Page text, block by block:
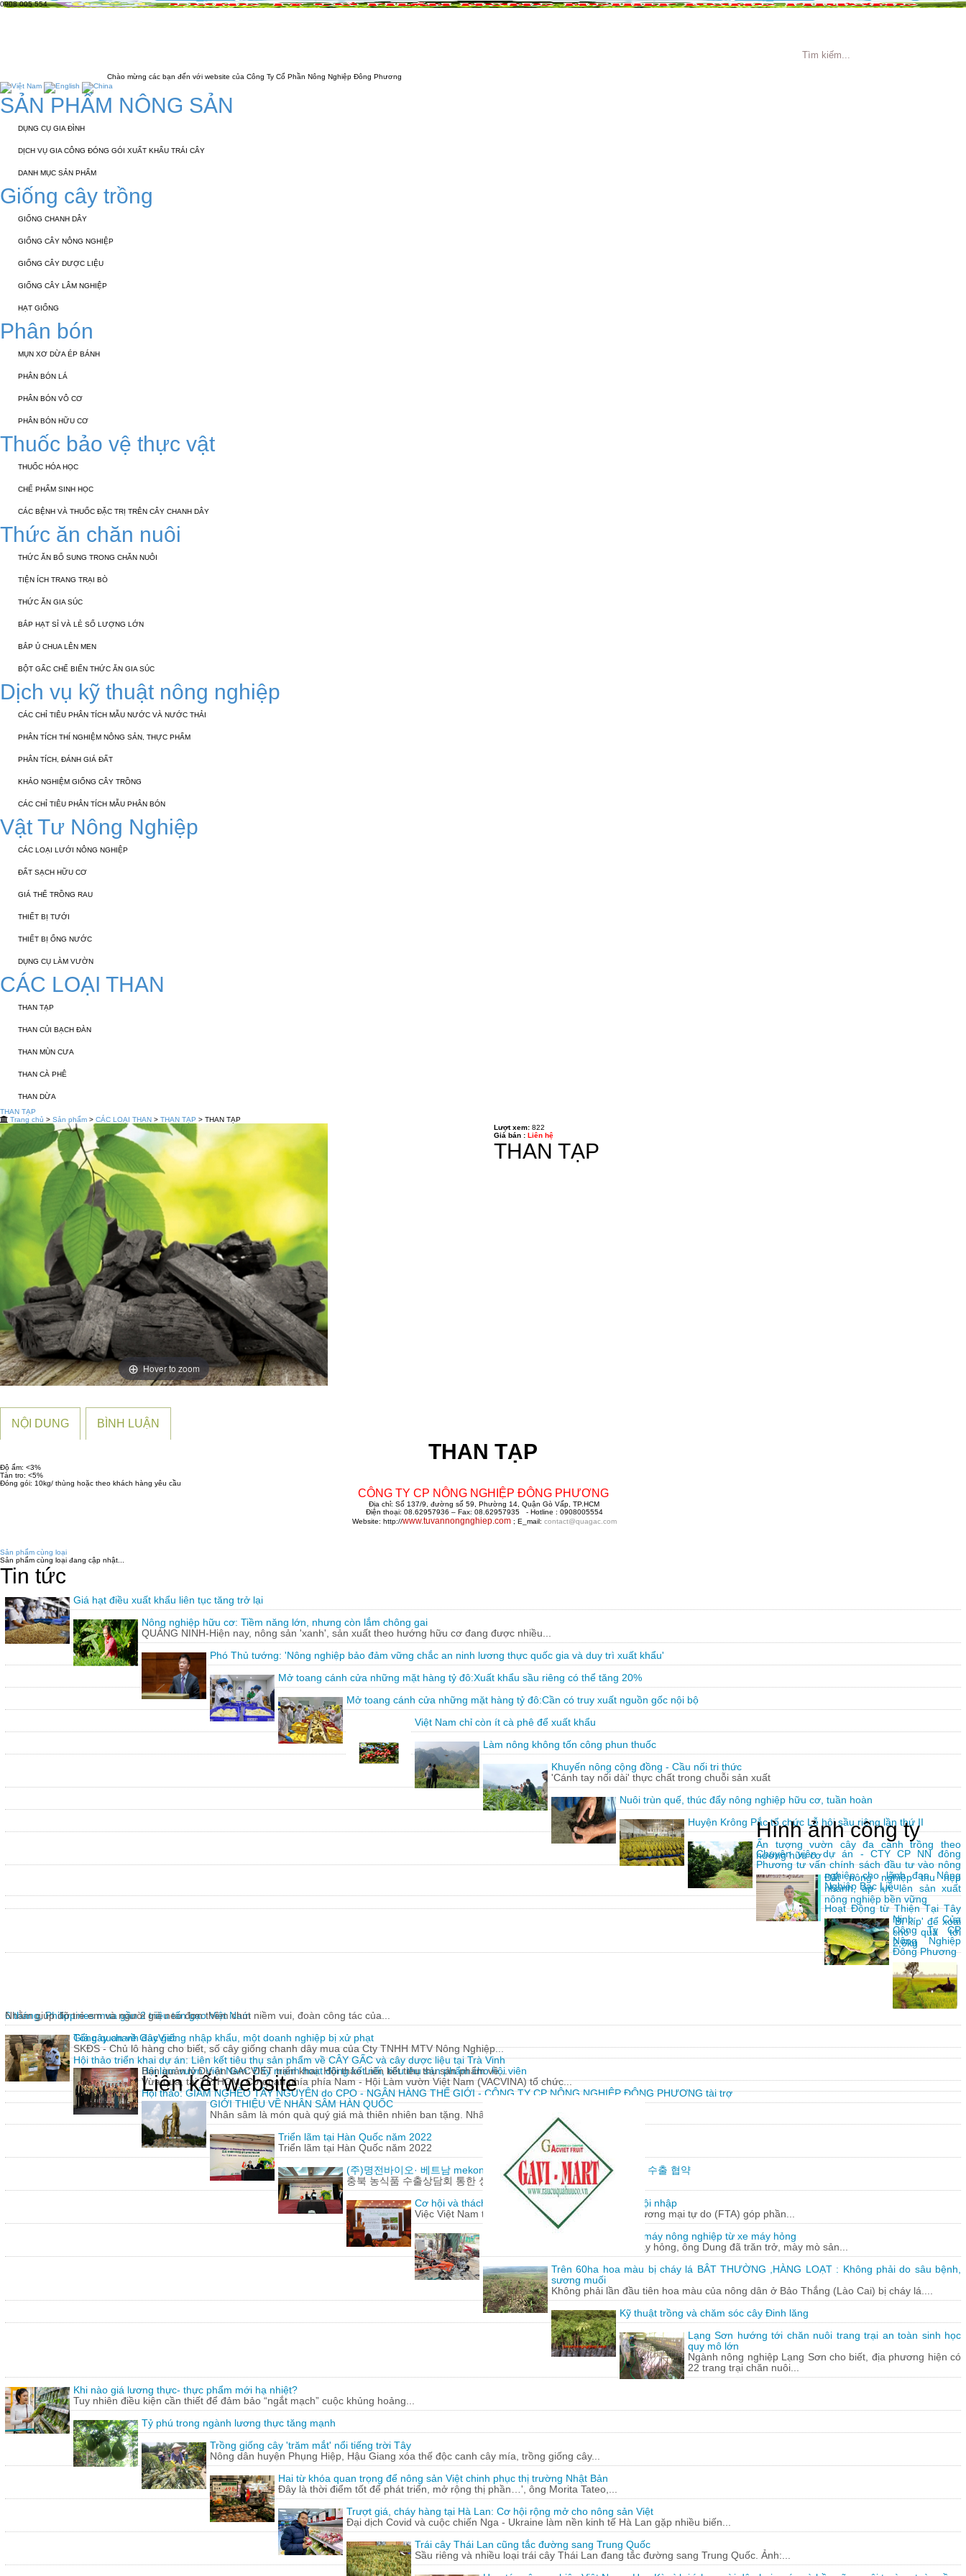
0908 005 554
Chào mừng các bạn đến với website của Công Ty Cổ Phần Nông Nghiệp Đông Phương
SẢN PHẨM NÔNG SẢN
DỤNG CỤ GIA ĐÌNH
DỊCH VỤ GIA CÔNG ĐÓNG GÓI XUẤT KHẨU TRÁI CÂY
DANH MỤC SẢN PHẨM
Giống cây trồng
GIỐNG CHANH DÂY
GIỐNG CÂY NÔNG NGHIỆP
GIỐNG CÂY DƯỢC LIỆU
GIỐNG CÂY LÂM NGHIỆP
HẠT GIỐNG
Phân bón
MỤN XƠ DỪA ÉP BÁNH
PHÂN BÓN LÁ
PHÂN BÓN VÔ CƠ
PHÂN BÓN HỮU CƠ
Thuốc bảo vệ thực vật
THUỐC HÓA HỌC
CHẾ PHẨM SINH HỌC
CÁC BỆNH VÀ THUỐC ĐẶC TRỊ TRÊN CÂY CHANH DÂY
Thức ăn chăn nuôi
THỨC ĂN BỔ SUNG TRONG CHĂN NUÔI
TIỆN ÍCH TRANG TRẠI BÒ
THỨC ĂN GIA SÚC
BẮP HẠT SỈ VÀ LẺ SỐ LƯỢNG LỚN
BẮP Ủ CHUA LÊN MEN
BỘT GẤC CHẾ BIẾN THỨC ĂN GIA SÚC
Dịch vụ kỹ thuật nông nghiệp
CÁC CHỈ TIÊU PHÂN TÍCH MẪU NƯỚC VÀ NƯỚC THẢI
PHÂN TÍCH THÍ NGHIỆM NÔNG SẢN, THỰC PHẨM
PHÂN TÍCH, ĐÁNH GIÁ ĐẤT
KHẢO NGHIỆM GIỐNG CÂY TRỒNG
CÁC CHỈ TIÊU PHÂN TÍCH MẪU PHÂN BÓN
Vật Tư Nông Nghiệp
CÁC LOẠI LƯỚI NÔNG NGHIỆP
ĐẤT SẠCH HỮU CƠ
GIÁ THỂ TRỒNG RAU
THIẾT BỊ TƯỚI
THIẾT BỊ ỐNG NƯỚC
DỤNG CỤ LÀM VƯỜN
CÁC LOẠI THAN
THAN TẠP
THAN CỦI BẠCH ĐÀN
THAN MÙN CƯA
THAN CÀ PHÊ
THAN DỪA
THAN TẠP
Trang chủ > Sản phẩm > CÁC LOẠI THAN > THAN TẠP > THAN TẠP
Hover to zoom
Lượt xem: 822
Giá bán : Liên hệ
THAN TẠP
NỘI DUNG BÌNH LUẬN
THAN TẠP
Độ ẩm: <3%
Tàn tro: <5%
Đóng gói: 10kg/ thùng hoặc theo khách hàng yêu cầu
CÔNG TY CP NÔNG NGHIỆP ĐÔNG PHƯƠNG
Địa chỉ: Số 137/9, đường số 59, Phường 14, Quận Gò Vấp, TP.HCM
Điện thoại: 08.62957936 – Fax: 08.62957935 - Hotline : 0908005554
Website: http://www.tuvannongnghiep.com; E_mail: contact@quagac.com
Sản phẩm cùng loại
Sản phẩm cùng loại đang cập nhật...
Tin tức
Giá hạt điều xuất khẩu liên tục tăng trở lại
Nông nghiệp hữu cơ: Tiềm năng lớn, nhưng còn lắm chông gai
QUẢNG NINH-Hiện nay, nông sản 'xanh', sản xuất theo hướng hữu cơ đang được nhiều...
Phó Thủ tướng: 'Nông nghiệp bảo đảm vững chắc an ninh lương thực quốc gia và duy trì xuất khẩu'
Mở toang cánh cửa những mặt hàng tỷ đô:Xuất khẩu sầu riêng có thể tăng 20%
Mở toang cánh cửa những mặt hàng tỷ đô:Cần có truy xuất nguồn gốc nội bộ
Việt Nam chỉ còn ít cà phê để xuất khẩu
Làm nông không tốn công phun thuốc
Khuyến nông cộng đồng - Cầu nối tri thức
'Cánh tay nối dài' thực chất trong chuỗi sản xuất
Nuôi trùn quế, thúc đẩy nông nghiệp hữu cơ, tuần hoàn
Huyện Krông Pắc tổ chức Lễ hội sầu riêng lần thứ II
Ấn tượng vườn cây đa canh trồng theo
hướng hữu cơ
Đất nông nghiệp thu hẹp
nhanh, áp lực lên sản xuất
nông nghiệp bền vững
'Bí kíp' để xoài
cho quả tới
2,6kg
6 tháng, Philippines mua gần 2 triệu tấn gạo Việt Nam
Giả cây chanh dây giống nhập khẩu, một doanh nghiệp bị xử phạt
SKĐS - Chủ lô hàng cho biết, số cây giống chanh dây mua của Cty TNHH MTV Nông Nghiệp...
Hội làm vườn Việt Nam: Đẩy mạnh hoạt động kết nối, tiêu thụ sản phẩm cho hội viên
Vừa qua, tại TP. HCM, Cơ quan phía phía Nam - Hội Làm vườn Việt Nam (VACVINA) tổ chức...
GIỚI THIỆU VỀ NHÂN SÂM HÀN QUỐC
Nhân sâm là món quà quý giá mà thiên nhiên ban tặng. Nhân sâm có nguồn gốc từ...
Triển lãm tại Hàn Quốc năm 2022
Triển lãm tại Hàn Quốc năm 2022
(주)명전바이오· 베트남 mekong herbals corporation 기업 100만불 수출 협약
충북 농식품 수출상담회 통한 성과에 감사
Cơ hội và thách thức cho nông sản Việt Nam khi hội nhập
Việc Việt Nam tham gia hàng loạt các hiệp định thương mại tự do (FTA) góp phần...
Lão nông 'gàn' sáng chế hàng loạt máy nông nghiệp từ xe máy hỏng
Từ những động cơ, phụ tùng xe máy hỏng, ông Dung đã trăn trở, mày mò sản...
Trên 60ha hoa màu bị cháy lá BÂT THƯỜNG ,HÀNG LOẠT : Không phải do sâu bệnh,
sương muối
Không phải lần đầu tiên hoa màu của nông dân ở Bảo Thắng (Lào Cai) bị cháy lá....
Kỹ thuật trồng và chăm sóc cây Đinh lăng
Lạng Sơn hướng tới chăn nuôi trang trại an toàn sinh học
quy mô lớn
Ngành nông nghiệp Lạng Sơn cho biết, địa phương hiện có
22 trang trại chăn nuôi...
Khi nào giá lương thực- thực phẩm mới hạ nhiệt?
Tuy nhiên điều kiện cần thiết để đảm bảo “ngắt mạch” cuộc khủng hoảng...
Tỷ phú trong ngành lương thực tăng mạnh
Trồng giống cây 'trăm mắt' nổi tiếng trời Tây
Nông dân huyện Phụng Hiệp, Hậu Giang xóa thế độc canh cây mía, trồng giống cây...
Hai từ khóa quan trọng để nông sản Việt chinh phục thị trường Nhật Bản
Đây là thời điểm tốt để phát triển, mở rộng thị phần…', ông Morita Tateo,...
Trượt giá, cháy hàng tại Hà Lan: Cơ hội rộng mở cho nông sản Việt
Đại dịch Covid và cuộc chiến Nga - Ukraine làm nền kinh tế Hà Lan gặp nhiều biến...
Trái cây Thái Lan cũng tắc đường sang Trung Quốc
Sầu riêng và nhiều loại trái cây Thái Lan đang tắc đường sang Trung Quốc. Ảnh:...
Hình ảnh công ty
Chuyên viên dự án - CTY CP NN đông
Phương tư vấn chính sách đầu tư vào nông
nghiệp cho lãnh đạo Nông
Nghiệp Bạc Liêu
Hoạt Động từ Thiện Tại Tây
Ninh Của
Công Ty CP
Nông Nghiệp
Đông Phương
Nhằm giúp đỡ trẻ em và người già neo đơn thêm chút niềm vui, đoàn công tác của...
Tổng quan về GacViet
Hội thảo triển khai dự án: Liên kết tiêu thụ sản phẩm về CÂY GẤC và cây dược liệu tại Trà Vinh
Ban quản lý Dự án GACVIET triển khai: Hội thảo Liên kết tiêu thụ sản phẩm về...
Hội thảo: GIẢM NGHÈO TÂY NGUYÊN do CPO - NGÂN HÀNG THẾ GIỚI - CÔNG TY CP NÔNG NGHIỆP ĐÔNG PHƯƠNG tài trợ
Liên kết website